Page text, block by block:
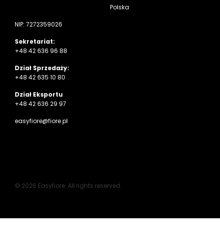
Polska
NIP: 7272359026
Sekretariat:
+48 42 636 96 88
Dział Sprzedaży:
+48 42 635 10 80
Dział Eksportu
+48 42 636 29 97
easyfiore@fiore.pl
© 2026 Easyfiore. All rights reserved.